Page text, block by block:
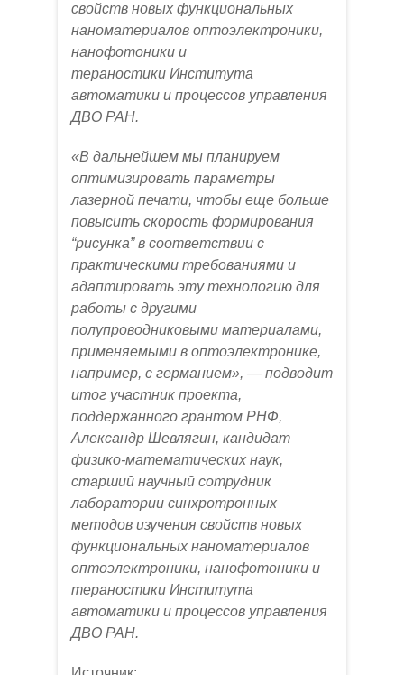
свойств новых функциональных
наноматериалов оптоэлектроники,
нанофотоники и
тераностики Института
автоматики и процессов управления
ДВО РАН.
«В дальнейшем мы планируем
оптимизировать параметры
лазерной печати, чтобы еще больше
повысить скорость формирования
“рисунка” в соответствии с
практическими требованиями и
адаптировать эту технологию для
работы с другими
полупроводниковыми материалами,
применяемыми в оптоэлектронике,
например, с германием», — подводит
итог участник проекта,
поддержанного грантом РНФ,
Александр Шевлягин, кандидат
физико-математических наук,
старший научный сотрудник
лаборатории синхротронных
методов изучения свойств новых
функциональных наноматериалов
оптоэлектроники, нанофотоники и
тераностики Института
автоматики и процессов управления
ДВО РАН.